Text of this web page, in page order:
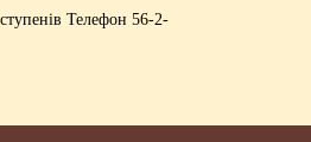
Телефон 56-2-